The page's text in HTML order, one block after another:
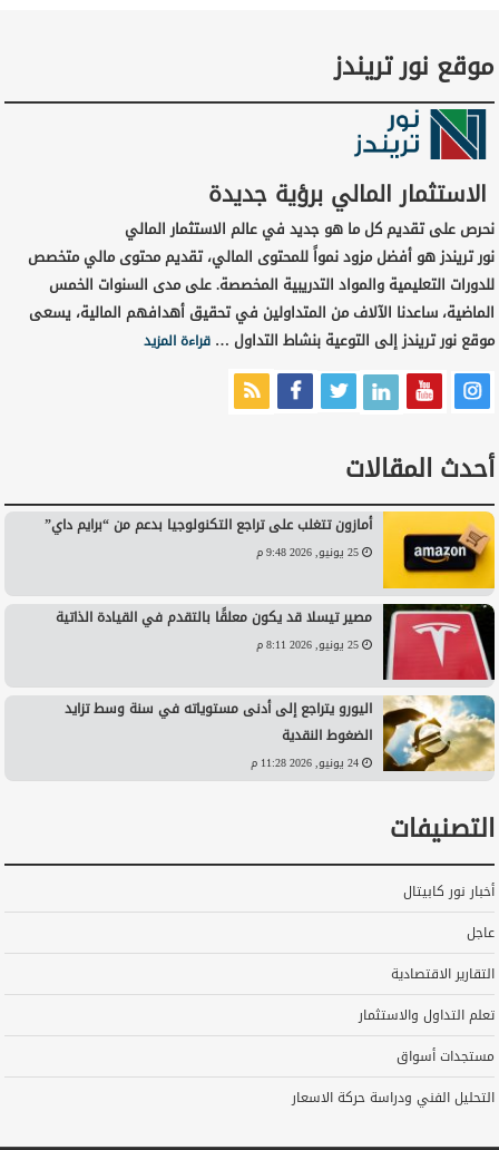
موقع نور تريندز
الاستثمار المالي برؤية جديدة
نحرص على تقديم كل ما هو جديد في عالم الاستثمار المالي
نور تريندز هو أفضل مزود نمواً للمحتوى المالي، تقديم محتوى مالي متخصص
للدورات التعليمية والمواد التدريبية المخصصة. على مدى السنوات الخمس
الماضية، ساعدنا الآلاف من المتداولين في تحقيق أهدافهم المالية، يسعى
موقع نور تريندز إلى التوعية بنشاط التداول …قراءة المزيد
أحدث المقالات
أمازون تتغلب على تراجع التكنولوجيا بدعم من “برايم داي”
25 يونيو, 2026 9:48 م
مصير تيسلا قد يكون معلقًا بالتقدم في القيادة الذاتية
25 يونيو, 2026 8:11 م
اليورو يتراجع إلى أدنى مستوياته في سنة وسط تزايد
الضغوط النقدية
24 يونيو, 2026 11:28 م
التصنيفات
أخبار نور كابيتال
عاجل
التقارير الاقتصادية
تعلم التداول والاستثمار
مستجدات أسواق
التحليل الفني ودراسة حركة الاسعار